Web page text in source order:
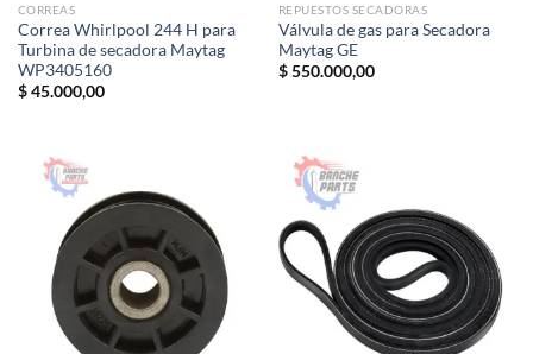
CORREAS
Correa Whirlpool 244 H para
Turbina de secadora Maytag
WP3405160
$45.000,00
REPUESTOS SECADORAS
Válvula de gas para Secadora
Maytag GE
$550.000,00